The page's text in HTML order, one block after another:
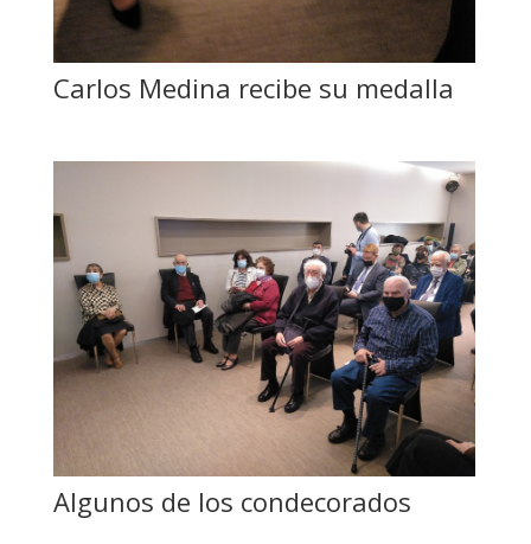
Carlos Medina recibe su medalla
Algunos de los condecorados